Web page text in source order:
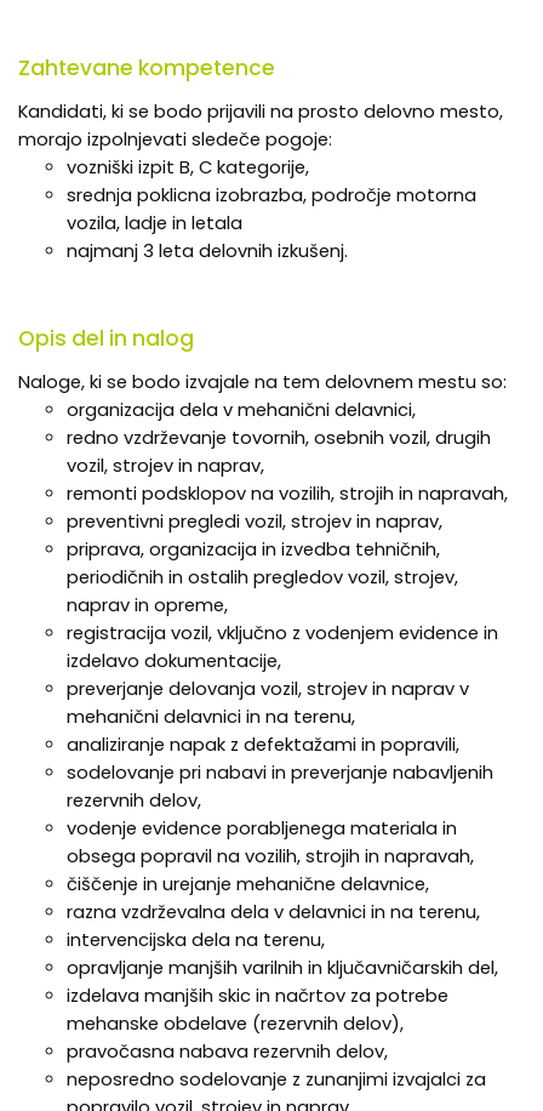
Zahtevane kompetence
Kandidati, ki se bodo prijavili na prosto delovno mesto,
morajo izpolnjevati sledeče pogoje:
vozniški izpit B, C kategorije,
srednja poklicna izobrazba, področje motorna
vozila, ladje in letala
najmanj 3 leta delovnih izkušenj.
Opis del in nalog
Naloge, ki se bodo izvajale na tem delovnem mestu so:
organizacija dela v mehanični delavnici,
redno vzdrževanje tovornih, osebnih vozil, drugih
vozil, strojev in naprav,
remonti podsklopov na vozilih, strojih in napravah,
preventivni pregledi vozil, strojev in naprav,
priprava, organizacija in izvedba tehničnih,
periodičnih in ostalih pregledov vozil, strojev,
naprav in opreme,
registracija vozil, vključno z vodenjem evidence in
izdelavo dokumentacije,
preverjanje delovanja vozil, strojev in naprav v
mehanični delavnici in na terenu,
analiziranje napak z defektažami in popravili,
sodelovanje pri nabavi in preverjanje nabavljenih
rezervnih delov,
vodenje evidence porabljenega materiala in
obsega popravil na vozilih, strojih in napravah,
čiščenje in urejanje mehanične delavnice,
razna vzdrževalna dela v delavnici in na terenu,
intervencijska dela na terenu,
opravljanje manjših varilnih in ključavničarskih del,
izdelava manjših skic in načrtov za potrebe
mehanske obdelave (rezervnih delov),
pravočasna nabava rezervnih delov,
neposredno sodelovanje z zunanjimi izvajalci za